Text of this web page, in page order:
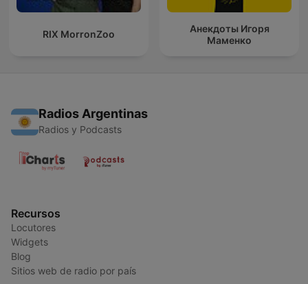
RIX MorronZoo
Анекдоты Игоря
Маменко
Radios Argentinas
Radios y Podcasts
Recursos
Locutores
Widgets
Blog
Sitios web de radio por país